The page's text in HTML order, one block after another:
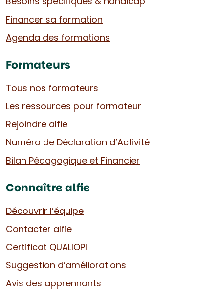
Financer sa formation
Agenda des formations
Formateurs
Tous nos formateurs
Les ressources pour formateur
Rejoindre alfie
Numéro de Déclaration d’Activité
Bilan Pédagogique et Financier
Connaître alfie
Découvrir l’équipe
Contacter alfie
Certificat QUALIOPI
Suggestion d’améliorations
Avis des apprennants